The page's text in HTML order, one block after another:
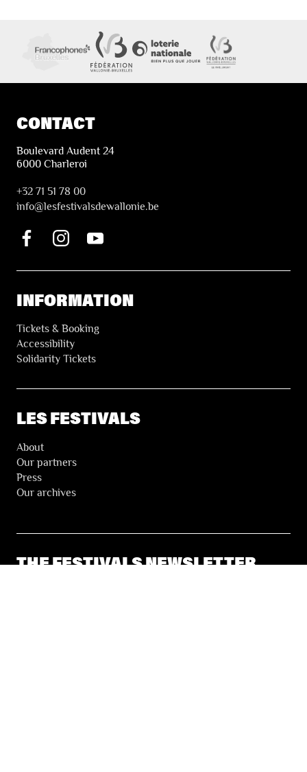
CONTACT
Boulevard Audent 24
6000 Charleroi
+32 71 51 78 00
info@lesfestivalsdewallonie.be
INFORMATION
Tickets & Booking
Accessibility
Solidarity Tickets
LES FESTIVALS
About
Our partners
Press
Our archives
THE FESTIVALS NEWSLETTER